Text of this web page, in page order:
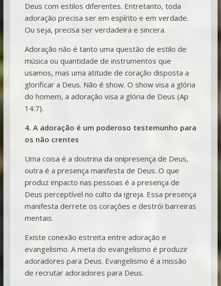
Deus com estilos diferentes. Entretanto, toda
adoração precisa ser em espírito e em verdade.
Ou seja, precisa ser verdadeira e sincera.
Adoração não é tanto uma questão de estilo de
música ou quantidade de instrumentos que
usamos, mas uma atitude de coração disposta a
glorificar a Deus. Não é show. O show visa a glória
do homem, a adoração visa a glória de Deus (Ap
14:7).
4. A adoração é um poderoso testemunho para
os não crentes
Uma coisa é a doutrina da onipresença de Deus,
outra é a presença manifesta de Deus. O que
produz impacto nas pessoas é a presença de
Deus perceptível no culto da igreja. Essa presença
manifesta derrete os corações e destrói barreiras
mentais.
Existe conexão estreita entre adoração e
evangelismo. A meta do evangelismo é produzir
adoradores para Deus. Evangelismo é a missão
de recrutar adoradores para Deus.